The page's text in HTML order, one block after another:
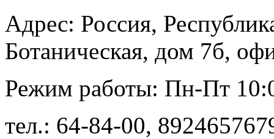
Адрес: Россия,
Ботаническая, дом 7б,
Режим работы: Пн-Пт
тел.: 64-84-00,